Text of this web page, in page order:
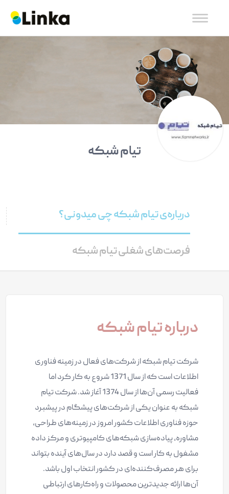
تیام شبکه
درباره‌ی تیام شبکه چی میدونی؟
فرصت‌های شغلی تیام شبکه
درباره تیام شبکه
شرکت تیام شبکه از شرکت‌های فعال در زمینه فناوری
اطلاعات است که از سال 1371 شروع به کار کرد اما
فعالیت رسمی آن‌ها از سال 1374 آغاز شد. شرکت تیام
شبکه به عنوان یکی از شرکت‌های پیشگام در پیشبرد
حوزه فناوری اطلاعات کشور امروز در زمینه‌های طراحی،
مشاوره، پیاده‌سازی شبکه‌های کامپیوتری و مرکز داده
مشغول به کار است و قصد دارد در سال‌های آینده بتواند
برای هر مصرف‌کننده‌ای در کشور انتخاب اول باشد.
آن‌ها ارائه جديدترين محصولات و راه‌کارهای ارتباطی